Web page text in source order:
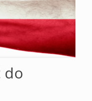
do